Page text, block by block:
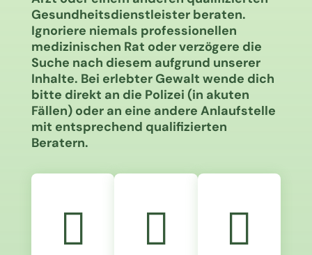
Gesundheitsdienstleister beraten.
Ignoriere niemals professionellen
medizinischen Rat oder verzögere die
Suche nach diesem aufgrund unserer
Inhalte. Bei erlebter Gewalt wende dich
bitte direkt an die Polizei (in akuten
Fällen) oder an eine andere Anlaufstelle
mit entsprechend qualifizierten
Beratern.
  